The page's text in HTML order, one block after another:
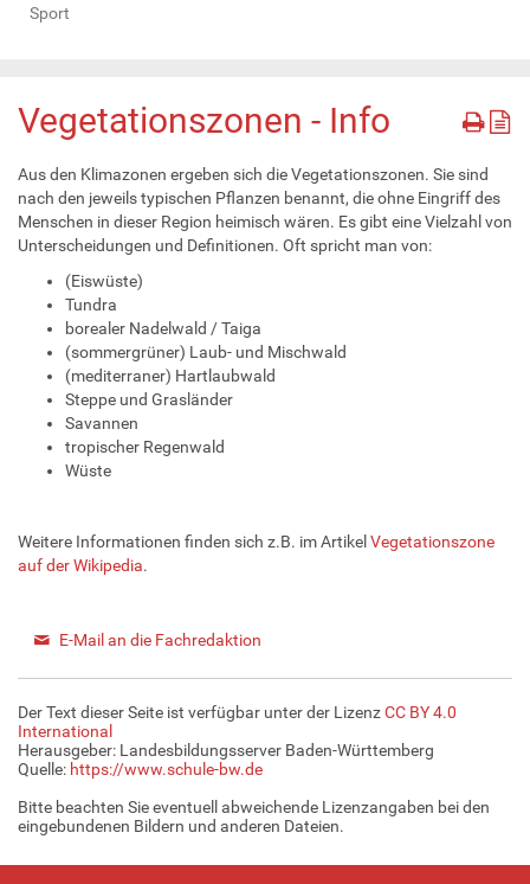
Sport
Vegetationszonen - Info
Aus den Klimazonen ergeben sich die Vegetationszonen. Sie sind
nach den jeweils typischen Pflanzen benannt, die ohne Eingriff des
Menschen in dieser Region heimisch wären. Es gibt eine Vielzahl von
Unterscheidungen und Definitionen. Oft spricht man von:
(Eiswüste)
Tundra
borealer Nadelwald / Taiga
(sommergrüner) Laub- und Mischwald
(mediterraner) Hartlaubwald
Steppe und Grasländer
Savannen
tropischer Regenwald
Wüste
Weitere Informationen finden sich z.B. im Artikel Vegetationszone
auf der Wikipedia.
E-Mail an die Fachredaktion
Der Text dieser Seite ist verfügbar unter der LizenzCC BY 4.0
International
Herausgeber: Landesbildungsserver Baden-Württemberg
Quelle: https://www.schule-bw.de
Bitte beachten Sie eventuell abweichende Lizenzangaben bei den
eingebundenen Bildern und anderen Dateien.